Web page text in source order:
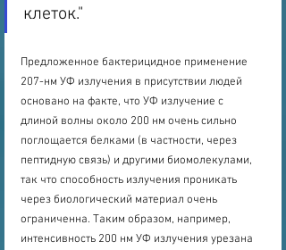
клеток."
Предложенное бактерицидное применение
207-нм УФ излучения в присутствии людей
основано на факте, что УФ излучение с
длиной волны около 200 нм очень сильно
поглощается белками (в частности, через
пептидную связь) и другими биомолекулами,
так что способность излучения проникать
через биологический материал очень
ограниченна. Таким образом, например,
интенсивность 200 нм УФ излучения урезана